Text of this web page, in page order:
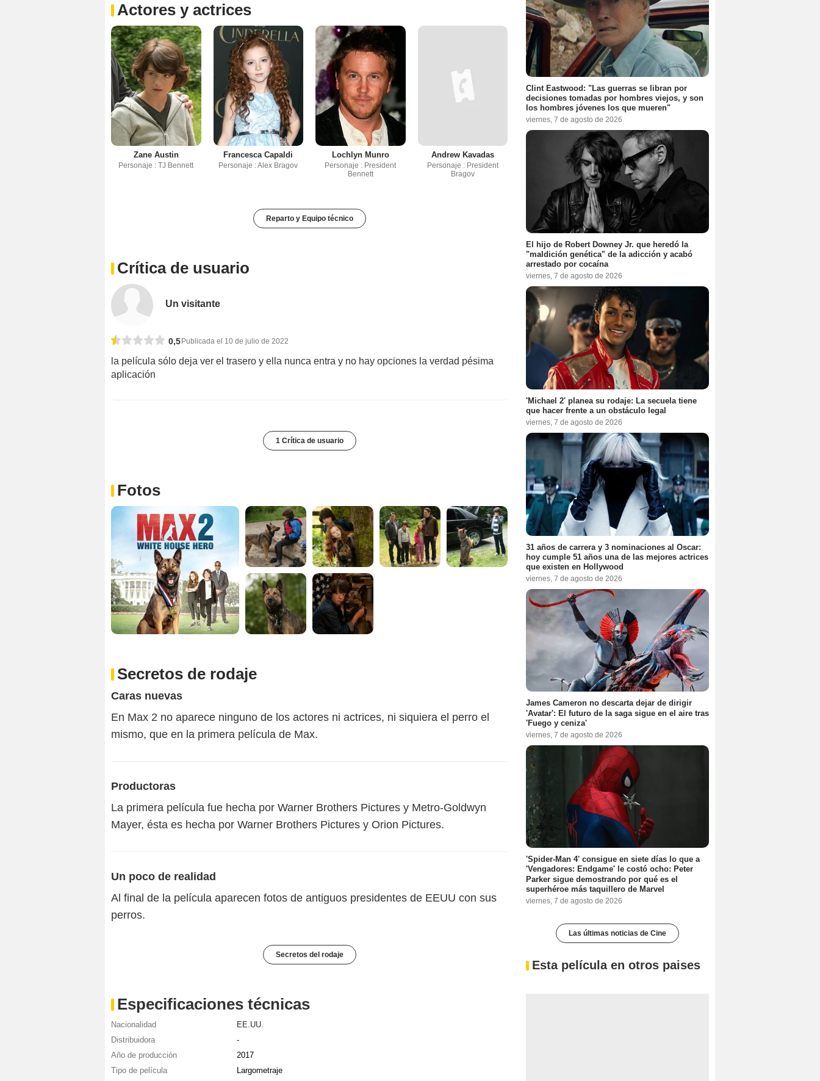
Actores y actrices
Zane Austin
Personaje : TJ Bennett
Francesca Capaldi
Personaje : Alex Bragov
Lochlyn Munro
Personaje : President
Bennett
Andrew Kavadas
Personaje : President
Bragov
Reparto y Equipo técnico
Crítica de usuario
Un visitante
0,5Publicada el 10 de julio de 2022
la película sólo deja ver el trasero y ella nunca entra y no hay opciones la verdad pésima
aplicación
1 Crítica de usuario
Fotos
Secretos de rodaje
Caras nuevas
En Max 2 no aparece ninguno de los actores ni actrices, ni siquiera el perro el
mismo, que en la primera película de Max.
Productoras
La primera película fue hecha por Warner Brothers Pictures y Metro-Goldwyn
Mayer, ésta es hecha por Warner Brothers Pictures y Orion Pictures.
Un poco de realidad
Al final de la película aparecen fotos de antiguos presidentes de EEUU con sus
perros.
Secretos del rodaje
Especificaciones técnicas
Nacionalidad
EE.UU.
Distribuidora
-
Año de producción
2017
Tipo de película
Largometraje
Clint Eastwood: "Las guerras se libran por
decisiones tomadas por hombres viejos, y son
los hombres jóvenes los que mueren"
viernes, 7 de agosto de 2026
El hijo de Robert Downey Jr. que heredó la
"maldición genética" de la adicción y acabó
arrestado por cocaína
viernes, 7 de agosto de 2026
'Michael 2' planea su rodaje: La secuela tiene
que hacer frente a un obstáculo legal
viernes, 7 de agosto de 2026
31 años de carrera y 3 nominaciones al Oscar:
hoy cumple 51 años una de las mejores actrices
que existen en Hollywood
viernes, 7 de agosto de 2026
James Cameron no descarta dejar de dirigir
'Avatar': El futuro de la saga sigue en el aire tras
'Fuego y ceniza'
viernes, 7 de agosto de 2026
'Spider-Man 4' consigue en siete días lo que a
'Vengadores: Endgame' le costó ocho: Peter
Parker sigue demostrando por qué es el
superhéroe más taquillero de Marvel
viernes, 7 de agosto de 2026
Las últimas noticias de Cine
Esta película en otros paises